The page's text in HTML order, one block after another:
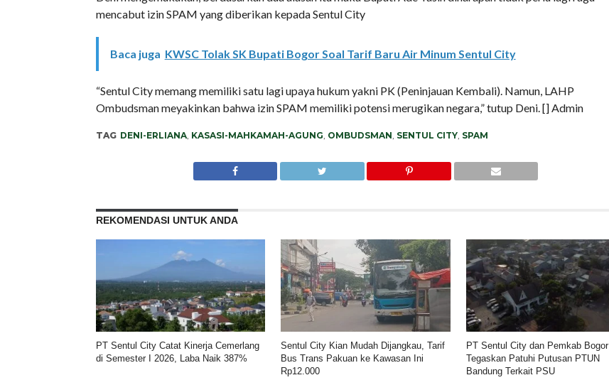
mencabut izin SPAM yang diberikan kepada Sentul City
Baca juga KWSC Tolak SK Bupati Bogor Soal Tarif Baru Air Minum Sentul City
“Sentul City memang memiliki satu lagi upaya hukum yakni PK (Peninjauan Kembali). Namun, LAHP
Ombudsman meyakinkan bahwa izin SPAM memiliki potensi merugikan negara,” tutup Deni. [] Admin
TAG DENI-ERLIANA, KASASI-MAHKAMAH-AGUNG, OMBUDSMAN, SENTUL CITY, SPAM
REKOMENDASI UNTUK ANDA
PT Sentul City Catat Kinerja Cemerlang
di Semester I 2026, Laba Naik 387%
Sentul City Kian Mudah Dijangkau, Tarif
Bus Trans Pakuan ke Kawasan Ini
Rp12.000
PT Sentul City dan Pemkab Bogor
Tegaskan Patuhi Putusan PTUN
Bandung Terkait PSU